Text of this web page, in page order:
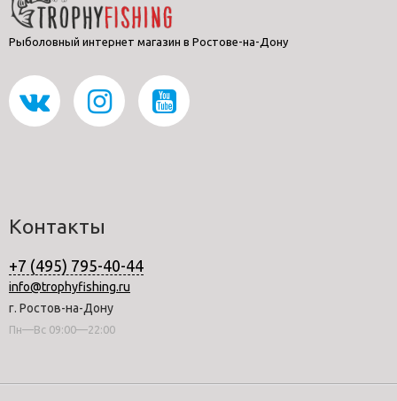
Рыболовный интернет магазин в Ростове-на-Дону
Контакты
+7 (495) 795-40-44
info@trophyfishing.ru
г. Ростов-на-Дону
Пн—Вс 09:00—22:00